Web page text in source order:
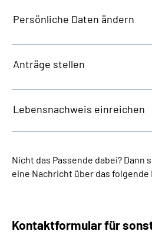
Persönliche Daten ändern
Anträge stellen
Lebensnachweis einreichen
Nicht das Passende dabei? Dann
eine Nachricht über das folgende
Kontaktformular für